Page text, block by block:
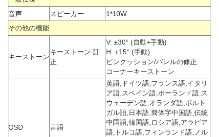
音声
スピーカー
1*10W
その他の機能
キーストーン
キーストーン 訂
正
V: ±30° (自動+手動)
H: ±15° (手動)
ピンクッション/バレルの修正
コーナーキーストーン
OSD 言語
英語,ドイツ語,フランス語,イタリ
ア語,スペイン語,ポーランド語,ス
ウェーデン語,オランダ語,ポルト
ガル語,日本語,簡体字中国語,伝統
中国語,韓国語,ロシア語,アラビア
語,トルコ語,フィンランド語,ノル